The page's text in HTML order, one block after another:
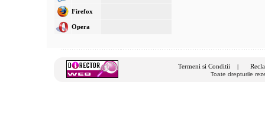
Firefox
Opera
Termeni si Conditii
Toate drepturile